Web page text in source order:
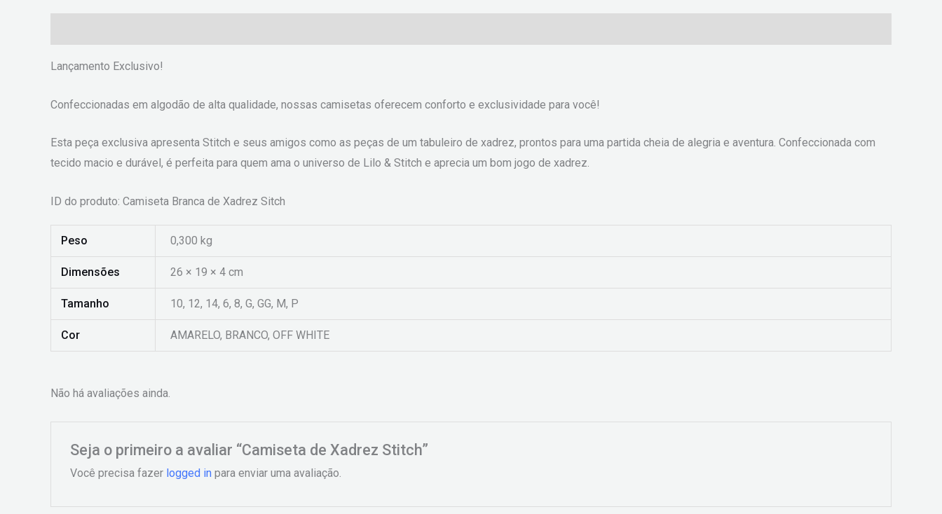
Lançamento Exclusivo!
Confeccionadas em algodão de alta qualidade, nossas camisetas oferecem conforto e exclusividade para você!
Esta peça exclusiva apresenta Stitch e seus amigos como as peças de um tabuleiro de xadrez, prontos para uma partida cheia de alegria e aventura. Confeccionada com
tecido macio e durável, é perfeita para quem ama o universo de Lilo & Stitch e aprecia um bom jogo de xadrez.
ID do produto: Camiseta Branca de Xadrez Sitch
Peso 0,300 kg
Dimensões 26 × 19 × 4 cm
Tamanho 10, 12, 14, 6, 8, G, GG, M, P
Cor AMARELO, BRANCO, OFF WHITE
Não há avaliações ainda.
Seja o primeiro a avaliar “Camiseta de Xadrez Stitch”
Você precisa fazer logged in para enviar uma avaliação.